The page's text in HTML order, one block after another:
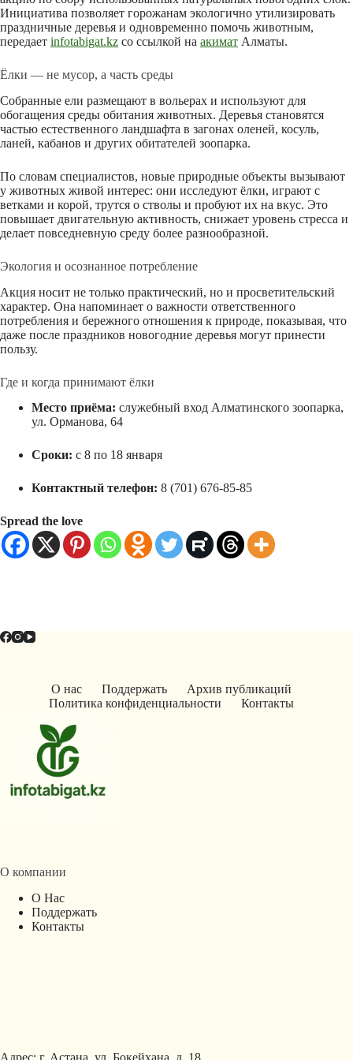
Инициатива позволяет горожанам экологично утилизировать
праздничные деревья и одновременно помочь животным,
передает infotabigat.kz со ссылкой на акимат Алматы.
Ёлки — не мусор, а часть среды
Собранные ели размещают в вольерах и используют для
обогащения среды обитания животных. Деревья становятся
частью естественного ландшафта в загонах оленей, косуль,
ланей, кабанов и других обитателей зоопарка.
По словам специалистов, новые природные объекты вызывают
у животных живой интерес: они исследуют ёлки, играют с
ветками и корой, трутся о стволы и пробуют их на вкус. Это
повышает двигательную активность, снижает уровень стресса и
делает повседневную среду более разнообразной.
Экология и осознанное потребление
Акция носит не только практический, но и просветительский
характер. Она напоминает о важности ответственного
потребления и бережного отношения к природе, показывая, что
даже после праздников новогодние деревья могут принести
пользу.
Где и когда принимают ёлки
Место приёма: служебный вход Алматинского зоопарка,
ул. Орманова, 64
Сроки: с 8 по 18 января
Контактный телефон: 8 (701) 676-85-85
Spread the love
О нас Поддержать
Архив публикаций
Политика конфиденциальности
Контакты
О компании
О Нас
Поддержать
Контакты
Адрес: г. Астана, ул. Бокейхана, д. 18